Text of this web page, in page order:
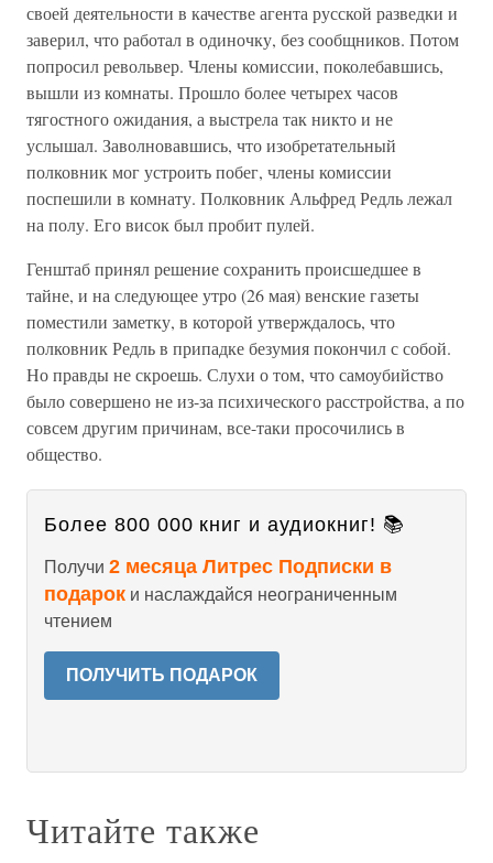
своей деятельности в качестве агента русской разведки и
заверил, что работал в одиночку, без сообщников. Потом
попросил револьвер. Члены комиссии, поколебавшись,
вышли из комнаты. Прошло более четырех часов
тягостного ожидания, а выстрела так никто и не
услышал. Заволновавшись, что изобретательный
полковник мог устроить побег, члены комиссии
поспешили в комнату. Полковник Альфред Редль лежал
на полу. Его висок был пробит пулей.
Генштаб принял решение сохранить происшедшее в
тайне, и на следующее утро (26 мая) венские газеты
поместили заметку, в которой утверждалось, что
полковник Редль в припадке безумия покончил с собой.
Но правды не скроешь. Слухи о том, что самоубийство
было совершено не из-за психического расстройства, а по
совсем другим причинам, все-таки просочились в
общество.
Более 800 000 книг и аудиокниг! 📚
Получи 2 месяца Литрес Подписки в
подарок и наслаждайся неограниченным
чтением
ПОЛУЧИТЬ ПОДАРОК
Читайте также